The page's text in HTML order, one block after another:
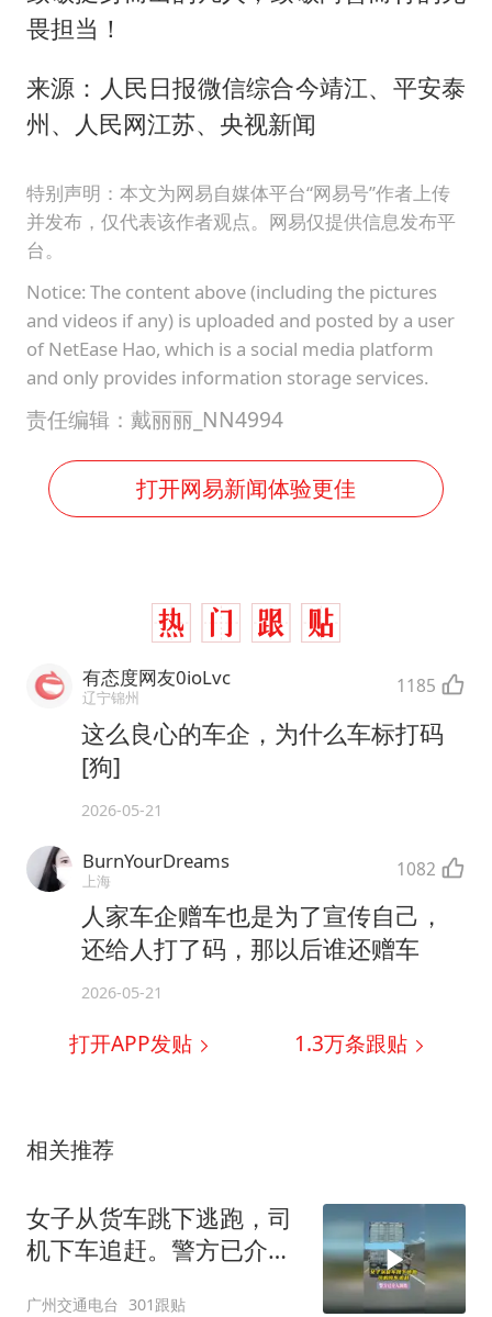
畏担当！
来源：人民日报微信综合今靖江、平安泰
州、人民网江苏、央视新闻
特别声明：本文为网易自媒体平台“网易号”作者上传
并发布，仅代表该作者观点。网易仅提供信息发布平
台。
Notice: The content above (including the pictures
and videos if any) is uploaded and posted by a user
of NetEase Hao, which is a social media platform
and only provides information storage services.
责任编辑：戴丽丽_NN4994
打开网易新闻体验更佳
有态度网友0ioLvc
辽宁锦州 1185
这么良心的车企，为什么车标打码
[狗]
2026-05-21
BurnYourDreams
上海 1082
人家车企赠车也是为了宣传自己，
还给人打了码，那以后谁还赠车
2026-05-21
打开APP发贴 1.3万条跟贴
相关推荐
女子从货车跳下逃跑，司
机下车追赶。警方已介入
广州交通电台 301跟贴